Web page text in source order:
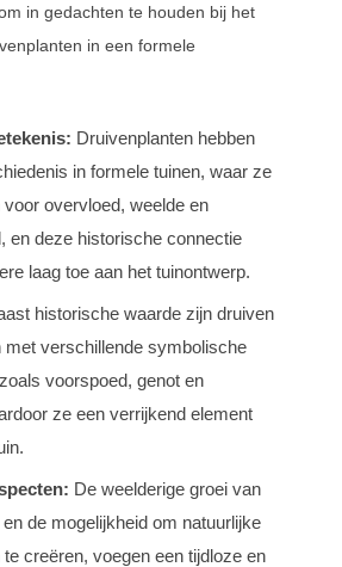
in gedachten te houden bij het
in een formele
Druivenplanten hebben
in formele tuinen, waar ze
overvloed, weelde en
en deze historische connectie
laag toe aan het tuinontwerp.
historische waarde zijn druiven
met verschillende symbolische
voorspoed, genot en
ze een verrijkend element
De weelderige groei van
de mogelijkheid om natuurlijke
creëren, voegen een tijdloze en